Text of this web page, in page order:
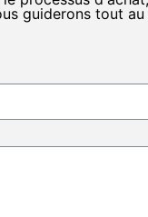
guiderons tout